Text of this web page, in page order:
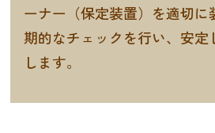
ーナー（保定装置）を適切
期的なチェックを行い、安定
します。